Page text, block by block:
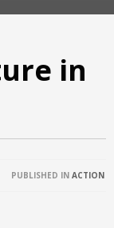
in
PUBLISHED IN ACTION